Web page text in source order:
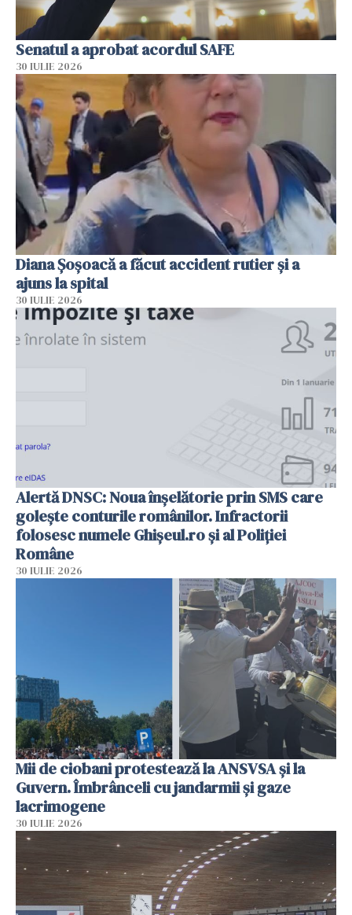
Senatul a aprobat acordul SAFE
30 IULIE 2026
Diana Șoșoacă a făcut accident rutier și a
ajuns la spital
30 IULIE 2026
Alertă DNSC: Noua înșelătorie prin SMS care
golește conturile românilor. Infractorii
folosesc numele Ghișeul.ro și al Poliției
Române
30 IULIE 2026
Mii de ciobani protestează la ANSVSA și la
Guvern. Îmbrânceli cu jandarmii și gaze
lacrimogene
30 IULIE 2026